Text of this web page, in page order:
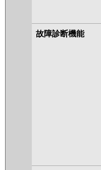
故障診断機能